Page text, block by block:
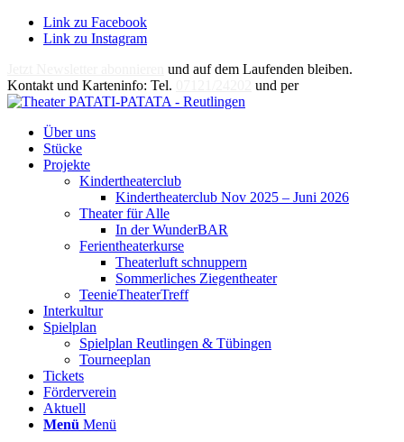
Link zu Facebook
Link zu Instagram
und auf dem Laufenden bleiben.
Kontakt und Karteninfo: Tel.
und per
Über uns
Stücke
Projekte
Kindertheaterclub
Kindertheaterclub Nov 2025 – Juni 2026
Theater für Alle
In der WunderBAR
Ferientheaterkurse
Theaterluft schnuppern
Sommerliches Ziegentheater
TeenieTheaterTreff
Interkultur
Spielplan
Spielplan Reutlingen & Tübingen
Tourneeplan
Tickets
Förderverein
Aktuell
Menü Menü